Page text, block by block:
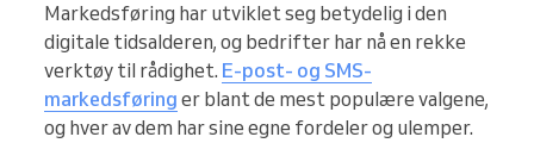
Markedsføring har utviklet seg betydelig i den
digitale tidsalderen, og bedrifter har nå en rekke
verktøy til rådighet. E-post- og SMS-
markedsføring er blant de mest populære valgene,
og hver av dem har sine egne fordeler og ulemper.